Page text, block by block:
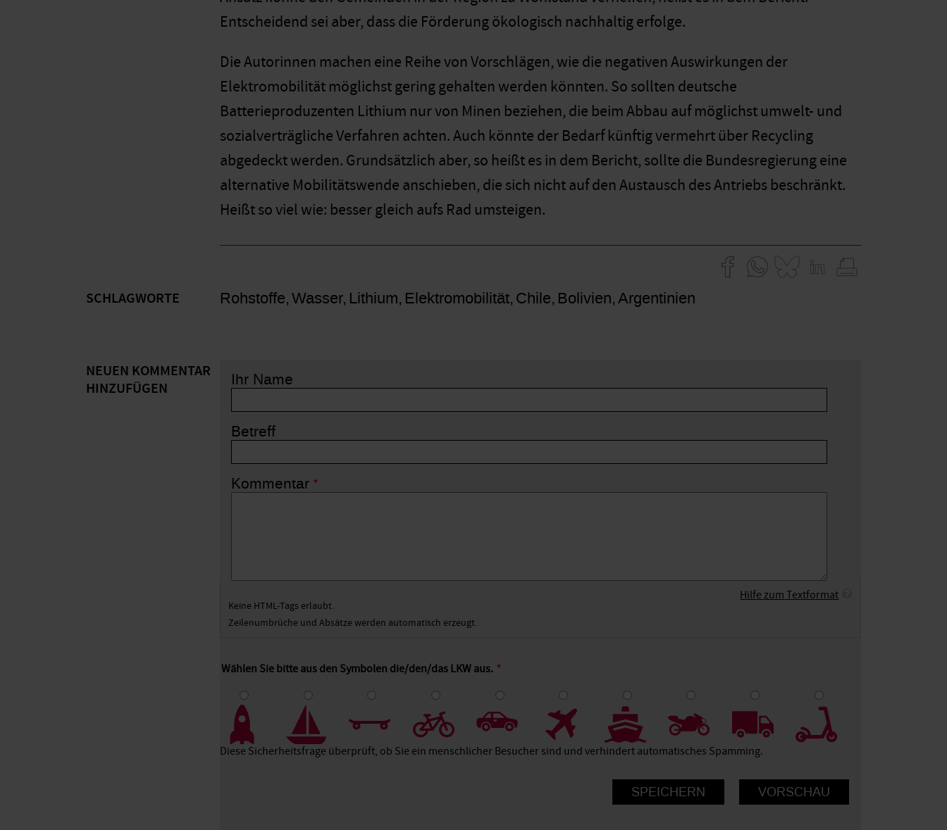
Entscheidend sei aber, dass die Förderung ökologisch nachhaltig erfolge.
Die Autorinnen machen eine Reihe von Vorschlägen, wie die negativen Auswirkungen der
Elektromobilität möglichst gering gehalten werden könnten. So sollten deutsche
Batterieproduzenten Lithium nur von Minen beziehen, die beim Abbau auf möglichst umwelt- und
sozialverträgliche Verfahren achten. Auch könnte der Bedarf künftig vermehrt über Recycling
abgedeckt werden. Grundsätzlich aber, so heißt es in dem Bericht, sollte die Bundesregierung eine
alternative Mobilitätswende anschieben, die sich nicht auf den Austausch des Antriebs beschränkt.
Heißt so viel wie: besser gleich aufs Rad umsteigen.
SCHLAGWORTE Rohstoffe Wasser Lithium Elektromobilität Chile Bolivien Argentinien
NEUEN KOMMENTAR
HINZUFÜGEN
Ihr Name
Betreff
Kommentar
Hilfe zum Textformat
Keine HTML-Tags erlaubt.
Zeilenumbrüche und Absätze werden automatisch erzeugt.
Wählen Sie bitte aus den Symbolen die/den/das LKW aus.
6 9 10
Diese Sicherheitsfrage überprüft, ob Sie ein menschlicher Besucher sind und verhindert automatisches Spamming.